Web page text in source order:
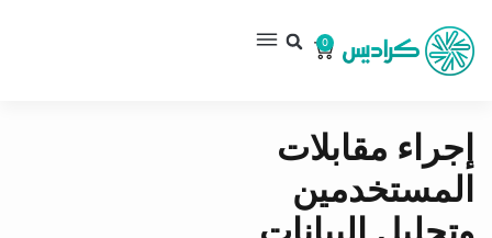
0
إجراء مقابلات
المستخدمين